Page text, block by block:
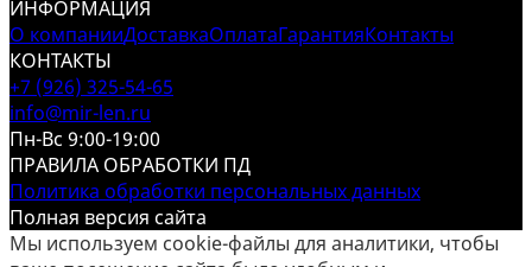
ИНФОРМАЦИЯ
О компанииДоставкаОплатаГарантияКонтакты
КОНТАКТЫ
+7 (926) 325-54-65
info@mir-len.ru
Пн-Вс 9:00-19:00
ПРАВИЛА ОБРАБОТКИ ПД
Политика обработки персональных данных
Полная версия сайта
Мы используем cookie-файлы для аналитики, чтобы